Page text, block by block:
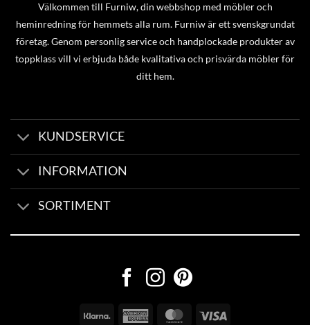
Välkommen till Furniw, din webbshop med möbler och
heminredning för hemmets alla rum. Furniw är ett svenskgrundat
företag. Genom personlig service och handplockade produkter av
toppklass vill vi erbjuda både kvalitativa och prisvärda möbler för
ditt hem.
KUNDSERVICE
INFORMATION
SORTIMENT